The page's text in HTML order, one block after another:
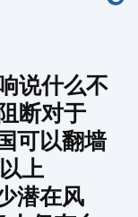
说什么不
断对于
可以翻墙
上
潜在风